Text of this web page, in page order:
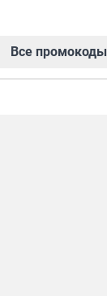
Все промокоды